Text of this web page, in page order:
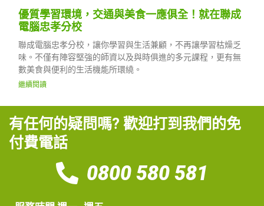
優質學習環境，交通與美食一應俱全！就在聯成
電腦忠孝分校
聯成電腦忠孝分校，讓你學習與生活兼顧，不再讓學習枯燥乏
味。不僅有陣容堅強的師資以及與時俱進的多元課程，更有無
數美食與便利的生活機能所環繞。
繼續閱讀
有任何的疑問嗎? 歡迎打到我們的免
付費電話
0800 580 581